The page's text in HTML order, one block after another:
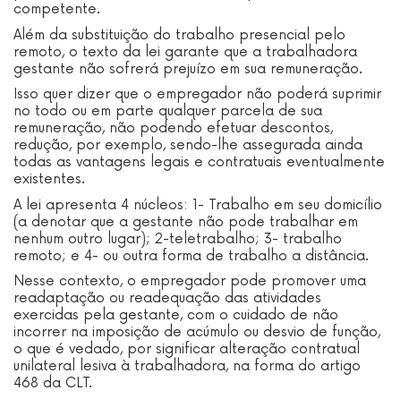
competente.
Além da substituição do trabalho presencial pelo
remoto, o texto da lei garante que a trabalhadora
gestante não sofrerá prejuízo em sua remuneração.
Isso quer dizer que o empregador não poderá suprimir
no todo ou em parte qualquer parcela de sua
remuneração, não podendo efetuar descontos,
redução, por exemplo, sendo-lhe assegurada ainda
todas as vantagens legais e contratuais eventualmente
existentes.
A lei apresenta 4 núcleos: 1- Trabalho em seu domicílio
(a denotar que a gestante não pode trabalhar em
nenhum outro lugar); 2-teletrabalho; 3- trabalho
remoto; e 4- ou outra forma de trabalho a distância.
Nesse contexto, o empregador pode promover uma
readaptação ou readequação das atividades
exercidas pela gestante, com o cuidado de não
incorrer na imposição de acúmulo ou desvio de função,
o que é vedado, por significar alteração contratual
unilateral lesiva à trabalhadora, na forma do artigo
468 da CLT.